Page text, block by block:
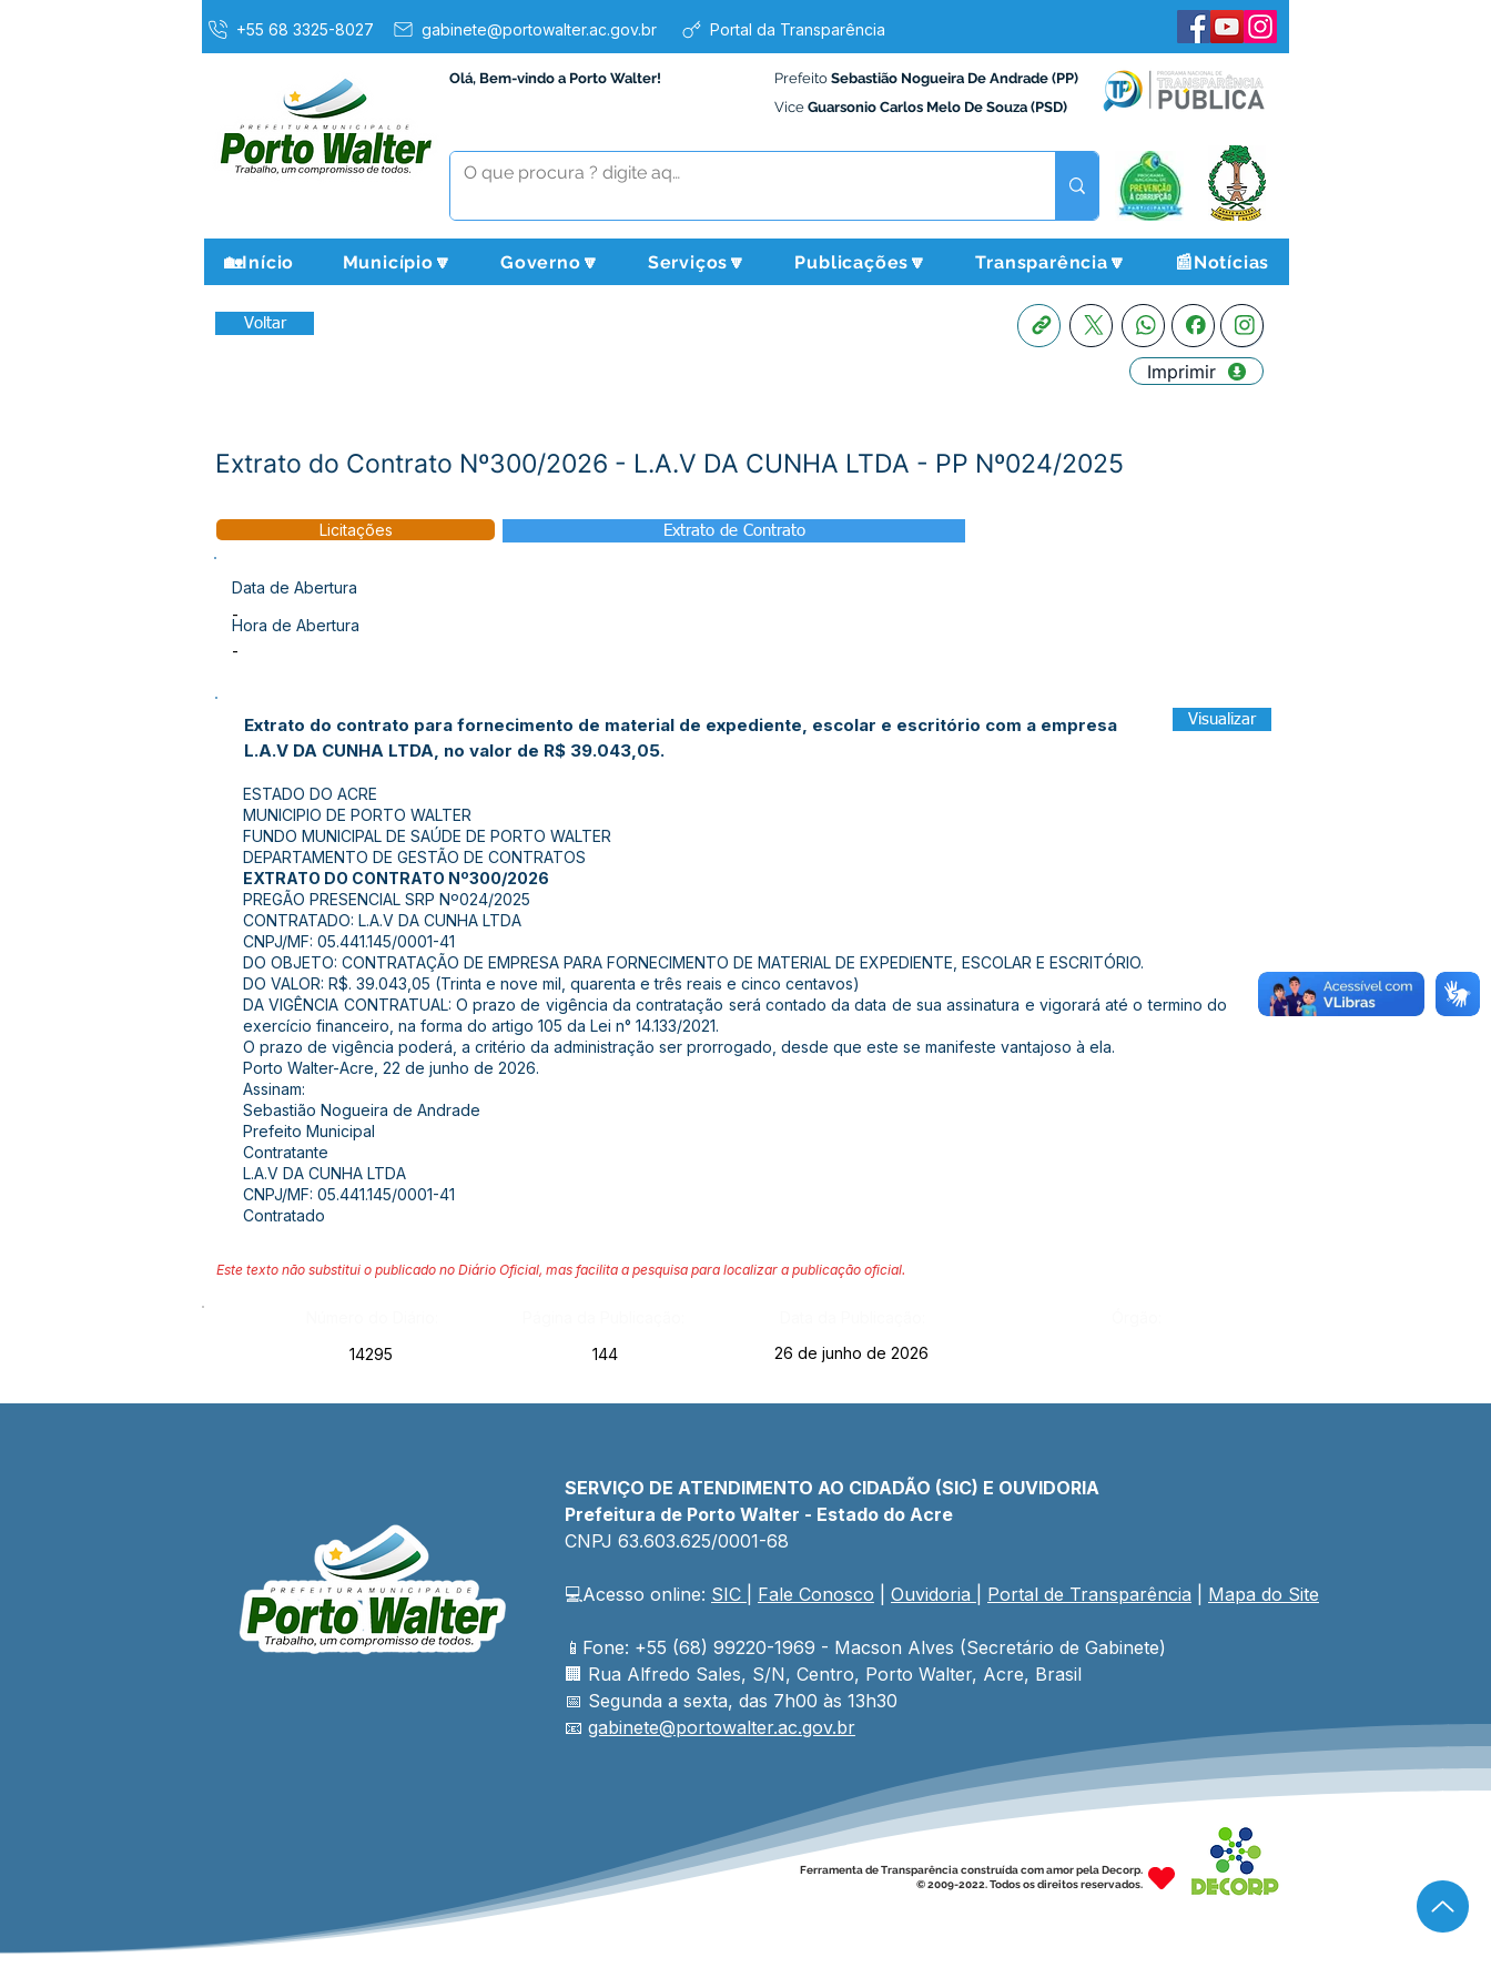
+55 68 3325-8027 gabinete@portowalter.ac.gov.br Portal da Transparência
Olá, Bem-vindo a Porto Walter! Prefeito Sebastião Nogueira De Andrade (PP)
Vice Guarsonio Carlos Melo De Souza (PSD)
🏡Início Município🔽 Governo🔽 Serviços🔽 Publicações🔽 Transparência🔽 📰Notícias
Voltar
Imprimir
Extrato do Contrato Nº300/2026 - L.A.V DA CUNHA LTDA - PP Nº024/2025
Licitações Extrato de Contrato
Data de Abertura
-
Hora de Abertura
-
Extrato do contrato para fornecimento de material de expediente, escolar e escritório com a empresa
L.A.V DA CUNHA LTDA, no valor de R$ 39.043,05.
Visualizar
ESTADO DO ACRE
MUNICIPIO DE PORTO WALTER
FUNDO MUNICIPAL DE SAÚDE DE PORTO WALTER
DEPARTAMENTO DE GESTÃO DE CONTRATOS
EXTRATO DO CONTRATO Nº300/2026
PREGÃO PRESENCIAL SRP Nº024/2025
CONTRATADO: L.A.V DA CUNHA LTDA
CNPJ/MF: 05.441.145/0001-41
DO OBJETO: CONTRATAÇÃO DE EMPRESA PARA FORNECIMENTO DE MATERIAL DE EXPEDIENTE, ESCOLAR E ESCRITÓRIO.
DO VALOR: R$. 39.043,05 (Trinta e nove mil, quarenta e três reais e cinco centavos)
DA VIGÊNCIA CONTRATUAL: O prazo de vigência da contratação será contado da data de sua assinatura e vigorará até o termino do
exercício financeiro, na forma do artigo 105 da Lei n° 14.133/2021.
O prazo de vigência poderá, a critério da administração ser prorrogado, desde que este se manifeste vantajoso à ela.
Porto Walter-Acre, 22 de junho de 2026.
Assinam:
Sebastião Nogueira de Andrade
Prefeito Municipal
Contratante
L.A.V DA CUNHA LTDA
CNPJ/MF: 05.441.145/0001-41
Contratado
Este texto não substitui o publicado no Diário Oficial, mas facilita a pesquisa para localizar a publicação oficial.
14295
144 26 de junho de 2026
SERVIÇO DE ATENDIMENTO AO CIDADÃO (SIC) E OUVIDORIA
Prefeitura de Porto Walter - Estado do Acre
CNPJ 63.603.625/0001-68
💻Acesso online: SIC Fale Conosco Ouvidoria Portal de Transparência Mapa do Site
📱Fone: +55 (68) 99220-1969 - Macson Alves (Secretário de Gabinete)
🏢 Rua Alfredo Sales, S/N, Centro, Porto Walter, Acre, Brasil
📅 Segunda a sexta, das 7h00 às 13h30
📧 gabinete@portowalter.ac.gov.br
Ferramenta de Transparência construída com amor pela Decorp.
© 2009-2022. Todos os direitos reservados.